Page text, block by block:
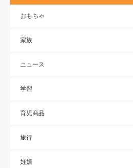
おもちゃ
家族
ニュース
学習
育児商品
旅行
妊娠